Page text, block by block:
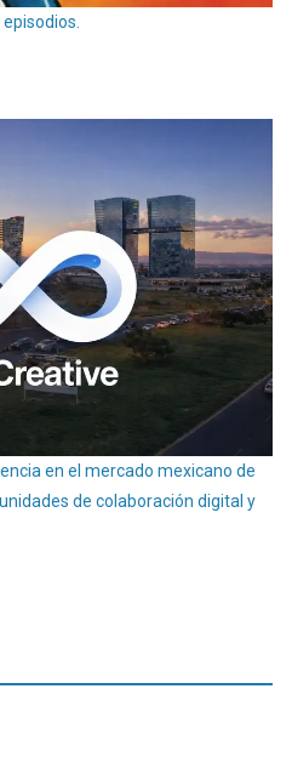
en el mercado mexicano de
de colaboración digital y